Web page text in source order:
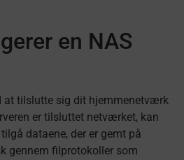
en NAS
at tilslutte sig dit hjemmenetværk
er tilsluttet netværket, kan
dataene, der er gemt på
gennem filprotokoller som